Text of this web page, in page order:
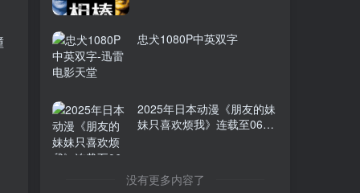
忠犬1080P中英双字
2025年日本动漫《朋友的妹
妹只喜欢烦我》连载至06
没有更多内容了
《艾米丽在巴黎 第一季》百
度云网盘下载.阿里云盘.英
超时空接触1080P中英双字
网盘下载.1080P下载.英语中